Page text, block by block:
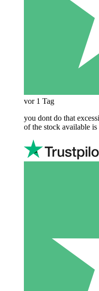
vor 1 Tag
you dont do that
of the stock available